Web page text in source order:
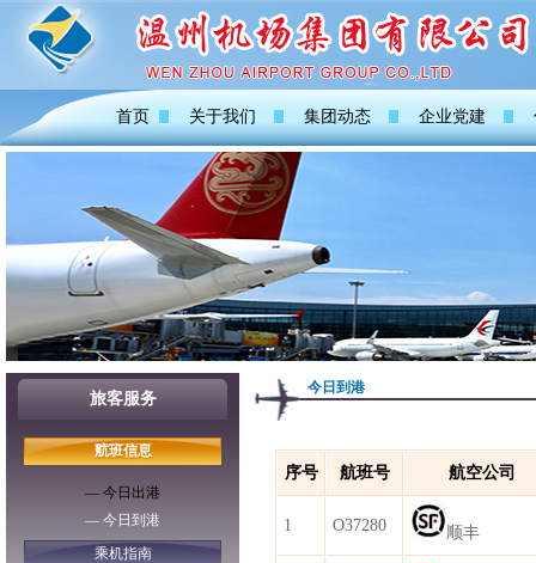
首页 关于我们 集团动态 企业党建
旅客服务
航班信息
— 今日出港
— 今日到港
乘机指南
今日到港
序号 航班号 航空公司
1 O37280 顺丰